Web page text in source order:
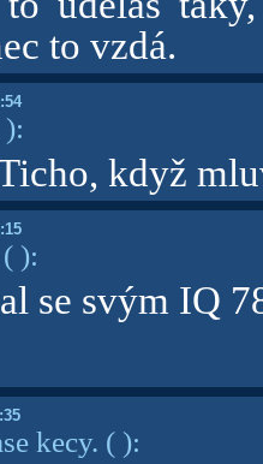
to vzdá.
:
když
( ):
se svým IQ
kecy. ( ):